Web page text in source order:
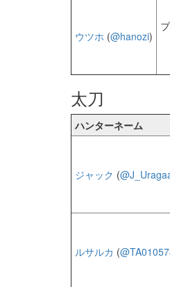
ウツホ (@hanozi)
太刀
ハンターネーム
ジャック (
ルサルカ (